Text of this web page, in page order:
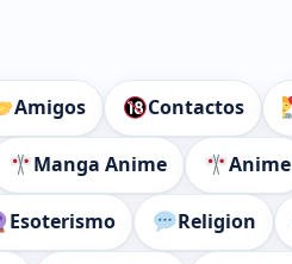
Amigos Contactos
Manga Anime Anime
Esoterismo Religion